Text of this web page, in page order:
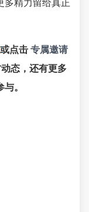
多精力留给真正
或点击 专属邀请
态，还有更多
。